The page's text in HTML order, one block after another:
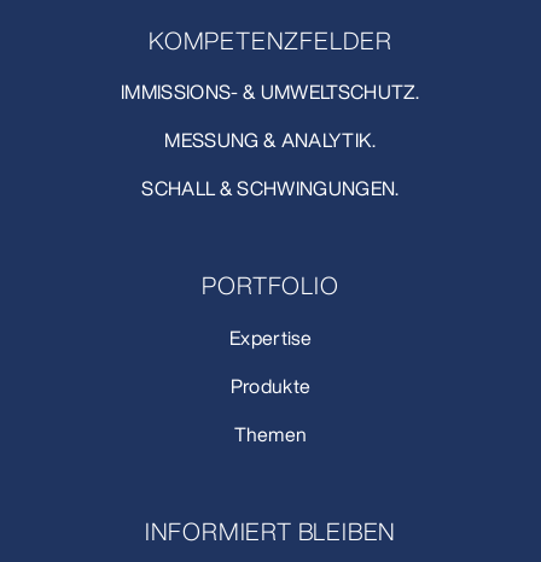
KOMPETENZFELDER
IMMISSIONS- & UMWELTSCHUTZ.
MESSUNG & ANALYTIK.
SCHALL & SCHWINGUNGEN.
PORTFOLIO
Expertise
Produkte
Themen
INFORMIERT BLEIBEN